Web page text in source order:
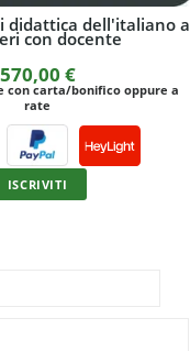
didattica dell'italiano a
con docente
570,00 €
con carta/bonifico oppure a
rate
ISCRIVITI